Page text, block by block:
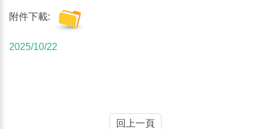
附件下載:
2025/10/22
回上一頁